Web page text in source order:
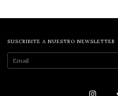
SUSCRIBITE A NUESTRO NEWSLETTER